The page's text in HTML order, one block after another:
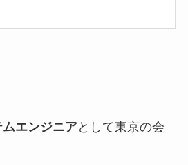
ムエンジニアとして東京の会